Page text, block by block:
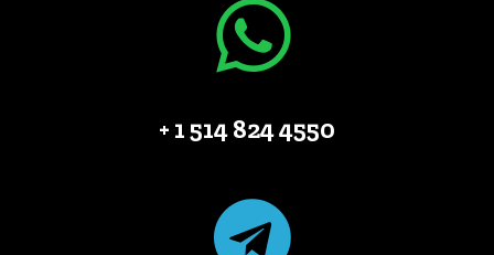
4550 824 514 1 +